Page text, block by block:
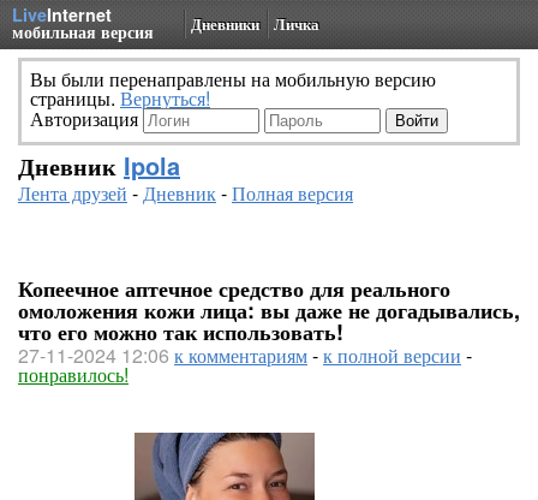
LiveInternet
мобильная версия Дневники Личка
Вы были перенаправлены на мобильную версию
страницы. Вернуться!
Авторизация
Дневник Ipola
Лента друзей -Дневник-Полная версия
Копеечное аптечное средство для реального
омоложения кожи лица: вы даже не догадывались,
что его можно так использовать!
27-11-2024 12:06 к комментариям-к полной версии -
понравилось!